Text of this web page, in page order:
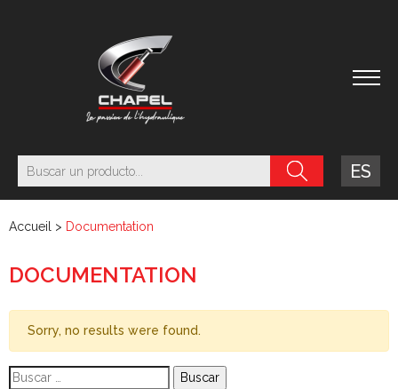
ES
Accueil > Documentation
DOCUMENTATION
Sorry, no results were found.
Buscar: